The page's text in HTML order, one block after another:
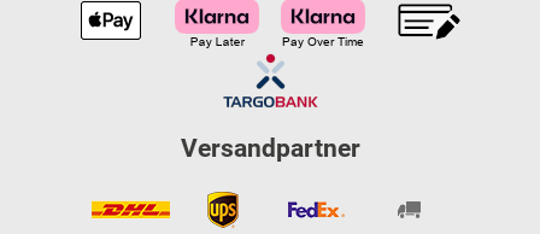
Versandpartner